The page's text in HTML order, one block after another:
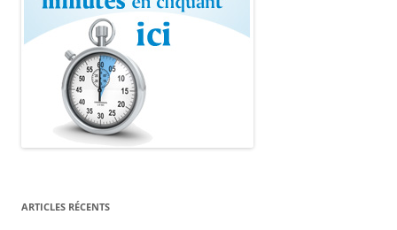
ARTICLES RÉCENTS